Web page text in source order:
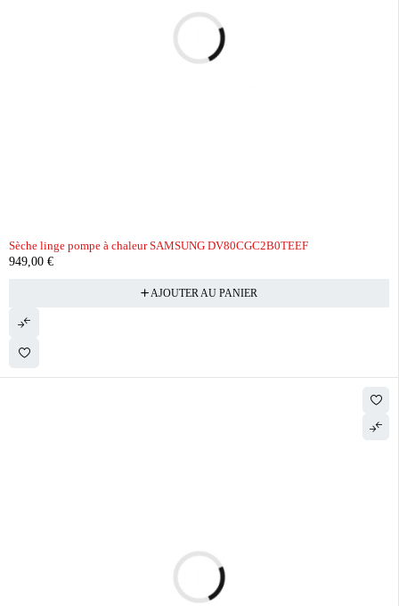
Sèche linge pompe à chaleur SAMSUNG DV80CGC2B0TEEF
949,00 €
AJOUTER AU PANIER